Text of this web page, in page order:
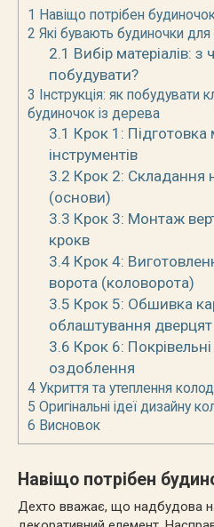
1 Навіщо потрібен
2 Які бувають будиночки для
2.1 Вибір матеріалів: з
побудувати?
3 Інструкція: як побудувати
будиночок із дерева
3.1 Крок 1: Підготовка
інструментів
3.2 Крок 2: Складання
(основи)
3.3 Крок 3: Монтаж
крокв
3.4Крок 4:
ворота (коловорота)
3.5 Крок 5: Обшивка
облаштування дверцят
3.6 Крок 6:
оздоблення
4 Укриття та утеплення
5 Оригінальні ідеї дизайну
6 Висновок
Навіщо потрібен
Дехто вважає, що надбудова